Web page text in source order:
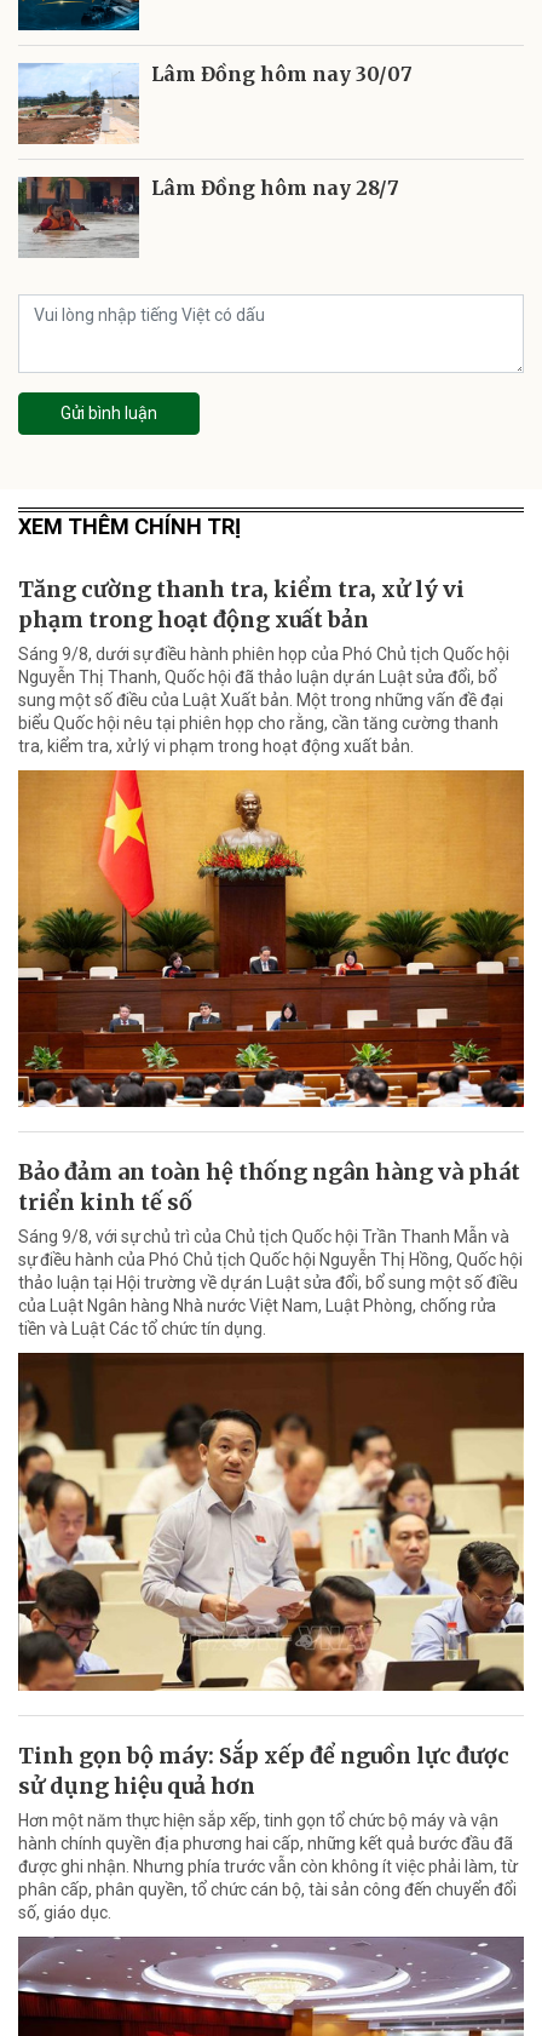
Lâm Đồng hôm nay 30/07
Lâm Đồng hôm nay 28/7
Gửi bình luận
XEM THÊM CHÍNH TRỊ
Tăng cường thanh tra, kiểm tra, xử lý vi
phạm trong hoạt động xuất bản
Sáng 9/8, dưới sự điều hành phiên họp của Phó Chủ tịch Quốc hội
Nguyễn Thị Thanh, Quốc hội đã thảo luận dự án Luật sửa đổi, bổ
sung một số điều của Luật Xuất bản. Một trong những vấn đề đại
biểu Quốc hội nêu tại phiên họp cho rằng, cần tăng cường thanh
tra, kiểm tra, xử lý vi phạm trong hoạt động xuất bản.
Bảo đảm an toàn hệ thống ngân hàng và phát
triển kinh tế số
Sáng 9/8, với sự chủ trì của Chủ tịch Quốc hội Trần Thanh Mẫn và
sự điều hành của Phó Chủ tịch Quốc hội Nguyễn Thị Hồng, Quốc hội
thảo luận tại Hội trường về dự án Luật sửa đổi, bổ sung một số điều
của Luật Ngân hàng Nhà nước Việt Nam, Luật Phòng, chống rửa
tiền và Luật Các tổ chức tín dụng.
Tinh gọn bộ máy: Sắp xếp để nguồn lực được
sử dụng hiệu quả hơn
Hơn một năm thực hiện sắp xếp, tinh gọn tổ chức bộ máy và vận
hành chính quyền địa phương hai cấp, những kết quả bước đầu đã
được ghi nhận. Nhưng phía trước vẫn còn không ít việc phải làm, từ
phân cấp, phân quyền, tổ chức cán bộ, tài sản công đến chuyển đổi
số, giáo dục.